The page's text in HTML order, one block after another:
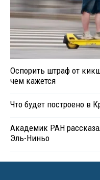
Оспорить штраф от
чем кажется
Что будет построено в
Академик РАН
Эль-Ниньо